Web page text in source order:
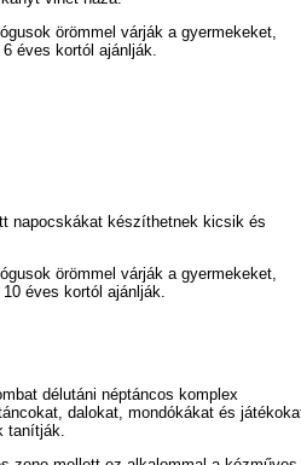
örömmel várják a gyermekeket,
éves kortól ajánlják.
napocskákat készíthetnek kicsik és
örömmel várják a gyermekeket,
éves kortól ajánlják.
délutáni néptáncos komplex
dalokat, mondókákat és
tanítják.